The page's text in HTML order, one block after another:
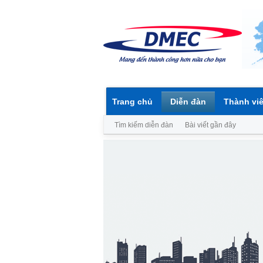
Trang chủ Diễn đàn
Tìm kiếm diễn đàn Bài viết gần đây
Thành